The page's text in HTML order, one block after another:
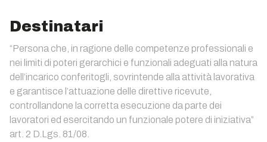
Destinatari
“Persona che, in ragione delle competenze professionali e
nei limiti di poteri gerarchici e funzionali adeguati alla natura
dell’incarico conferitogli, sovrintende alla attività lavorativa
e garantisce l’attuazione delle direttive ricevute,
controllandone la corretta esecuzione da parte dei
lavoratori ed esercitando un funzionale potere di iniziativa”
art. 2 D.Lgs. 81/08.